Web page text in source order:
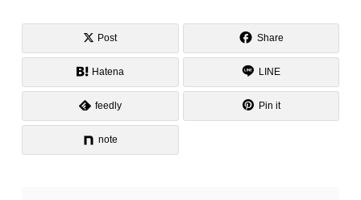
Post Share
Hatena LINE
feedly Pin it
note